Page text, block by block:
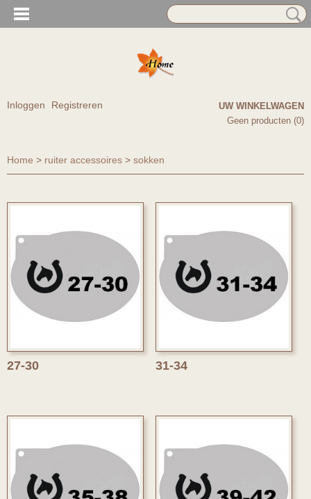
Inloggen Registreren
UW WINKELWAGEN
Geen producten (0)
Home > ruiter accessoires > sokken
27-30 31-34